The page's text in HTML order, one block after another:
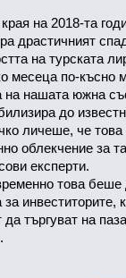
на 2018-та
драстичният
на турската
месеца по-късно
на нашата южна
до
личеше, че това
облекчение за
експерти.
това беше
за инвеститорите,
да търгуват на